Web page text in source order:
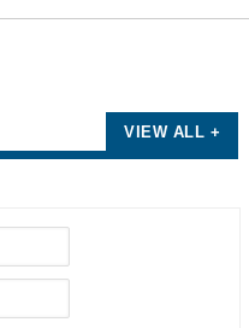
VIEW ALL +